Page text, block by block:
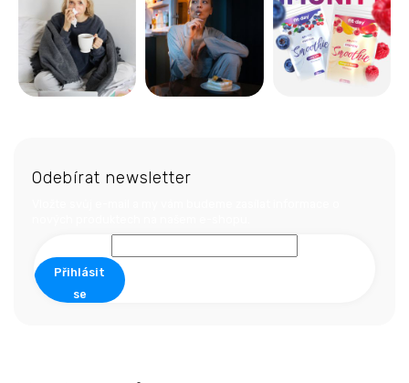
Odebírat newsletter
Přihlásit
se